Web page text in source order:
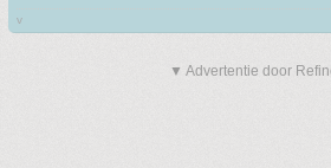
v
▼ Advertentie door